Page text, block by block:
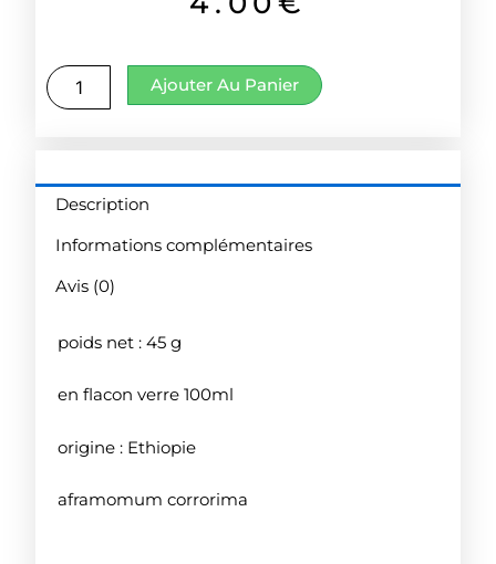
quantité
de
Ajouter Au Panier
Description
Informations complémentaires
Avis (0)
poids net : 45 g
en flacon verre 100ml
origine : Ethiopie
aframomum corrorima